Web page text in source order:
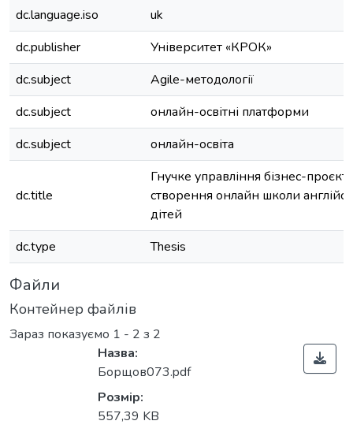
dc.language.iso
uk
dc.publisher
Університет «КРОК»
dc.subject
Agile-методології
dc.subject
онлайн-освітні платформи
dc.subject
онлайн-освіта
dc.title
Гнучке управління бізнес-
створення онлайн школи
дітей
dc.type
Thesis
Файли
Контейнер файлів
Зараз показуємо 1 - 2 з 2
Назва:
Борщов073.pdf
Розмір:
557,39 KB